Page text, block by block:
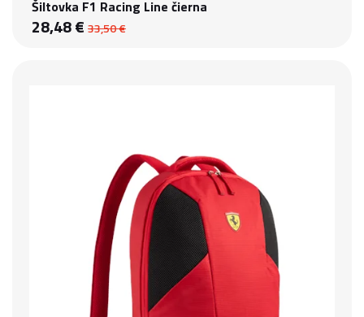
Šiltovka F1 Racing Line čierna
28,48 € 33,50 €